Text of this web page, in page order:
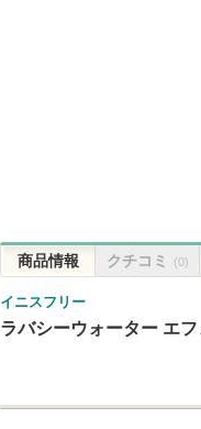
商品情報 クチコミ (0)
イニスフリー
ラバシーウォーター エ